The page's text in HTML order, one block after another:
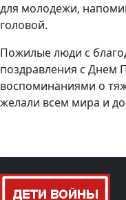
для молодежи,
головой.
Пожилые люди с
поздравления с Днем
воспоминаниями о
желали всем мира и